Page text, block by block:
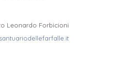
Leonardo Forbicioni
santuariodellefarfalle.it